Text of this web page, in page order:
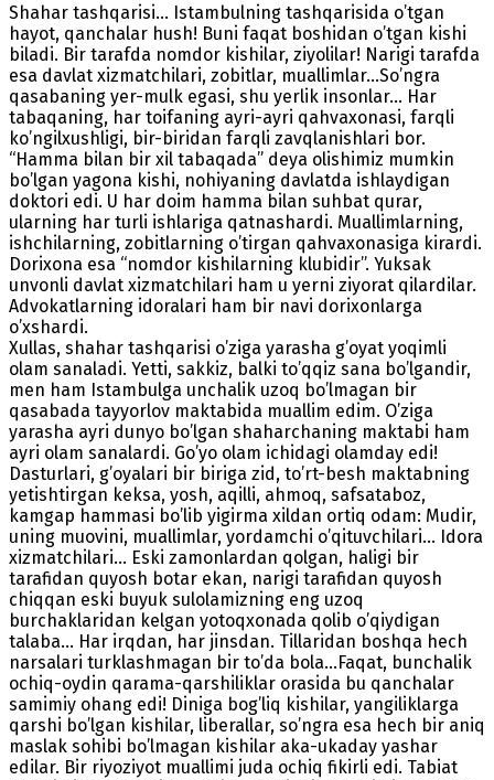
Shahar tashqarisi… Istambulning tashqarisida o’tgan
hayot, qanchalar hush! Buni faqat boshidan o’tgan kishi
biladi. Bir tarafda nomdor kishilar, ziyolilar! Narigi tarafda
esa davlat xizmatchilari, zobitlar, muallimlar…So’ngra
qasabaning yer-mulk egasi, shu yerlik insonlar… Har
tabaqaning, har toifaning ayri-ayri qahvaxonasi, farqli
ko’ngilxushligi, bir-biridan farqli zavqlanishlari bor.
“Hamma bilan bir xil tabaqada” deya olishimiz mumkin
bo’lgan yagona kishi, nohiyaning davlatda ishlaydigan
doktori edi. U har doim hamma bilan suhbat qurar,
ularning har turli ishlariga qatnashardi. Muallimlarning,
ishchilarning, zobitlarning o’tirgan qahvaxonasiga kirardi.
Dorixona esa “nomdor kishilarning klubidir”. Yuksak
unvonli davlat xizmatchilari ham u yerni ziyorat qilardilar.
Advokatlarning idoralari ham bir navi dorixonlarga
o’xshardi.
Xullas, shahar tashqarisi o’ziga yarasha g’oyat yoqimli
olam sanaladi. Yetti, sakkiz, balki to’qqiz sana bo’lgandir,
men ham Istambulga unchalik uzoq bo’lmagan bir
qasabada tayyorlov maktabida muallim edim. O’ziga
yarasha ayri dunyo bo’lgan shaharchaning maktabi ham
ayri olam sanalardi. Go’yo olam ichidagi olamday edi!
Dasturlari, g’oyalari bir biriga zid, to’rt-besh maktabning
yetishtirgan keksa, yosh, aqilli, ahmoq, safsataboz,
kamgap hammasi bo’lib yigirma xildan ortiq odam: Mudir,
uning muovini, muallimlar, yordamchi o’qituvchilari… Idora
xizmatchilari… Eski zamonlardan qolgan, haligi bir
tarafidan quyosh botar ekan, narigi tarafidan quyosh
chiqqan eski buyuk sulolamizning eng uzoq
burchaklaridan kelgan yotoqxonada qolib o’qiydigan
talaba… Har irqdan, har jinsdan. Tillaridan boshqa hech
narsalari turklashmagan bir to’da bola…Faqat, bunchalik
ochiq-oydin qarama-qarshiliklar orasida bu qanchalar
samimiy ohang edi! Diniga bog’liq kishilar, yangiliklarga
qarshi bo’lgan kishilar, liberallar, so’ngra esa hech bir aniq
maslak sohibi bo’lmagan kishilar aka-ukaday yashar
edilar. Bir riyoziyot muallimi juda ochiq fikirli edi. Tabiat